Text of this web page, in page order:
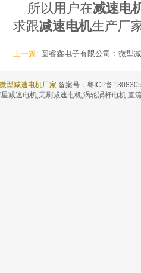
所以用户在减速电
求跟减速电机生产厂
上一篇: 圆睿鑫电子有限公司：微型
型减速电机厂家 备案号：粤ICP备
减速电机,无刷减速电机,涡轮涡杆电机,直